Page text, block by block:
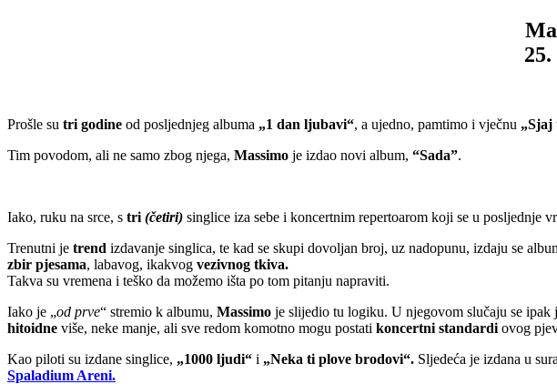
Prošle su tri godine od posljednjeg albuma „1 dan ljubavi“, a ujedno, pamtimo i vječnu „Sjaj
Tim povodom, ali ne samo zbog njega, Massimo je izdao novi album, “Sada”.
Iako, ruku na srce, s tri (četiri) singlice iza sebe i koncertnim repertoarom koji se u posljednje
Trenutni je trend izdavanje singlica, te kad se skupi dovoljan broj, uz nadopunu, izdaju se
zbir pjesama, labavog, ikakvog vezivnog tkiva.
Takva su vremena i teško da možemo išta po tom pitanju napraviti.
Iako je „od prve“ stremio k albumu, Massimo je slijedio tu logiku. U njegovom slučaju se ipak
hitoidne više, neke manje, ali sve redom komotno mogu postati koncertni standardi ovog
Kao piloti su izdane singlice, „1000 ljudi“ i „Neka ti plove brodovi“. Sljedeća je izdana u
Spaladium Areni.